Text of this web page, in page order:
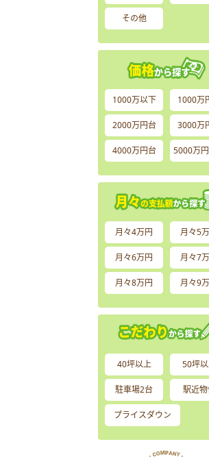
その他
1000万以下 1000万
2000万円台 3000万
4000万円台 5000万
月々4万円 月々5
月々6万円 月々7
月々8万円 月々9
40坪以上 50坪
駐車場2台 駅近
プライスダウン